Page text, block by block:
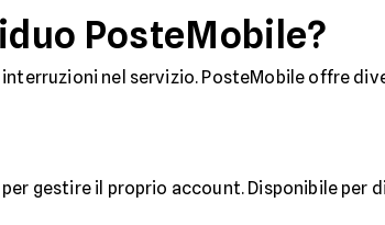
PosteMobile?
nel servizio. PosteMobile offre
gestire il proprio account. Disponibile per